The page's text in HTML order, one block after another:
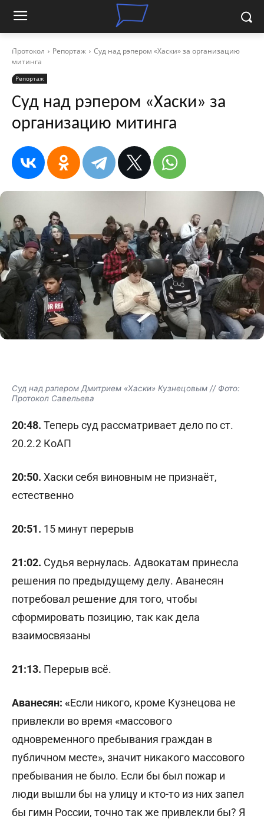
Протокол Репортаж
Суд над рэпером «Хаски» за организацию
митинга
Репортаж
Суд над рэпером «Хаски» за
организацию митинга
Суд над рэпером Дмитрием «Хаски» Кузнецовым // Фото:
Протокол Савельева
20:48. Теперь суд рассматривает дело по ст.
20.2.2 КоАП
20:50. Хаски себя виновным не признаёт,
естественно
20:51. 15 минут перерыв
21:02. Судья вернулась. Адвокатам принесла
решения по предыдущему делу. Аванесян
потребовал решение для того, чтобы
сформировать позицию, так как дела
взаимосвязаны
21:13. Перерыв всё.
Аванесян: «Если никого, кроме Кузнецова не
привлекли во время «массового
одновременного пребывания граждан в
публичном месте», значит никакого массового
пребывания не было. Если бы был пожар и
люди вышли бы на улицу и кто-то из них запел
бы гимн России, точно так же привлекли бы? Я